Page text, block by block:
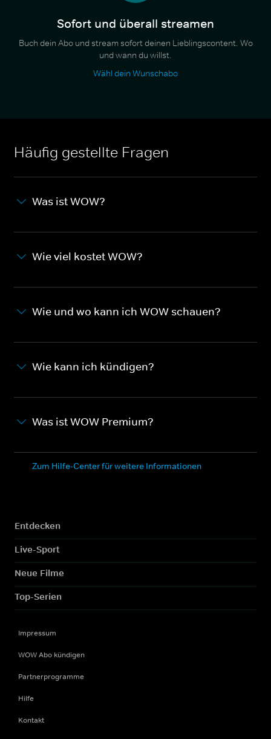
Sofort und überall streamen
Buch dein Abo und stream sofort deinen Lieblingscontent. Wo
und wann du willst.
Wähl dein Wunschabo
Häufig gestellte Fragen
Was ist WOW?
Wie viel kostet WOW?
Wie und wo kann ich WOW schauen?
Wie kann ich kündigen?
Was ist WOW Premium?
Zum Hilfe-Center für weitere Informationen
Entdecken
Live-Sport
Neue Filme
Top-Serien
Impressum
WOW Abo kündigen
Partnerprogramme
Hilfe
Kontakt